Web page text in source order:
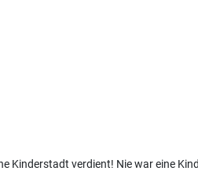
Kinderstadt verdient! Nie war eine